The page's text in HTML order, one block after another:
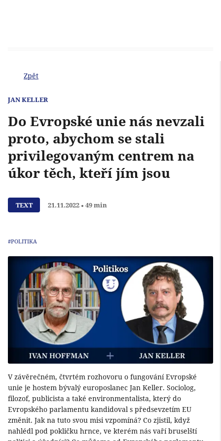
Zpět
JAN KELLER
Do Evropské unie nás nevzali
proto, abychom se stali
privilegovaným centrem na
úkor těch, kteří jím jsou
TEXT 21.11.2022 49 min
#POLITIKA
V závěrečném, čtvrtém rozhovoru o fungování Evropské
unie je hostem bývalý europoslanec Jan Keller. Sociolog,
filozof, publicista a také environmentalista, který do
Evropského parlamentu kandidoval s předsevzetím EU
změnit. Jak na tuto svou misi vzpomíná? Co zjistil, když
nahlédl pod pokličku hrnce, ve kterém nás vaří bruselští